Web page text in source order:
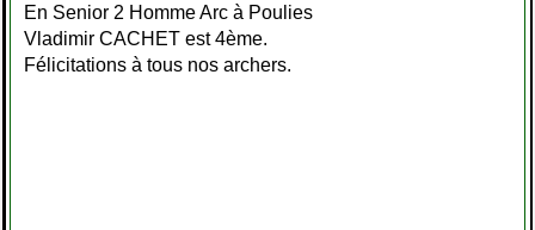
En Senior 2 Homme Arc à Poulies
Vladimir CACHET est 4ème.
Félicitations à tous nos archers.